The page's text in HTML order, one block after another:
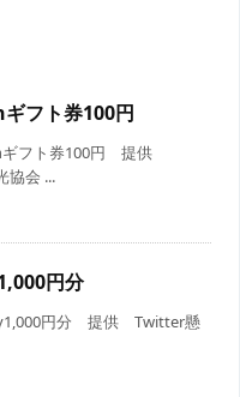
ギフト券100円
フト券100円 提供
協会 ...
円分
円分 提供 Twitter懸